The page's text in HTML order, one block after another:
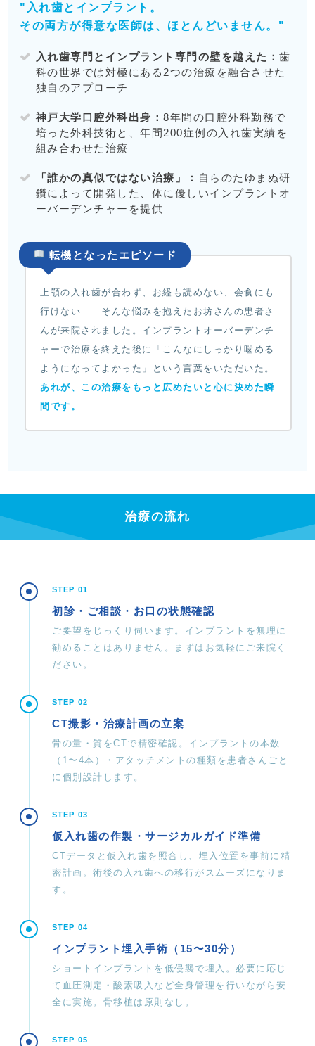
"入れ歯とインプラント。
その両方が得意な医師は、ほとんどいません。"
入れ歯専門とインプラント専門の壁を越えた： 歯
科の世界では対極にある2つの治療を融合させた
独自のアプローチ
神戸大学口腔外科出身： 8年間の口腔外科勤務で
培った外科技術と、年間200症例の入れ歯実績を
組み合わせた治療
「誰かの真似ではない治療」： 自らのたゆまぬ研
鑽によって開発した、体に優しいインプラントオ
ーバーデンチャーを提供
転機となったエピソード
上顎の入れ歯が合わず、お経も読めない、会食にも
行けない——そんな悩みを抱えたお坊さんの患者さ
んが来院されました。インプラントオーバーデンチ
ャーで治療を終えた後に「こんなにしっかり噛める
ようになってよかった」という言葉をいただいた。
あれが、この治療をもっと広めたいと心に決めた瞬
間です。
治療の流れ
STEP 01
初診・ご相談・お口の状態確認
ご要望をじっくり伺います。インプラントを無理に
勧めることはありません。まずはお気軽にご来院く
ださい。
STEP 02
CT撮影・治療計画の立案
骨の量・質をCTで精密確認。インプラントの本数
（1〜4本）・アタッチメントの種類を患者さんごと
に個別設計します。
STEP 03
仮入れ歯の作製・サージカルガイド準備
CTデータと仮入れ歯を照合し、埋入位置を事前に精
密計画。術後の入れ歯への移行がスムーズになりま
す。
STEP 04
インプラント埋入手術（15〜30分）
ショートインプラントを低侵襲で埋入。必要に応じ
て血圧測定・酸素吸入など全身管理を行いながら安
全に実施。骨移植は原則なし。
STEP 05